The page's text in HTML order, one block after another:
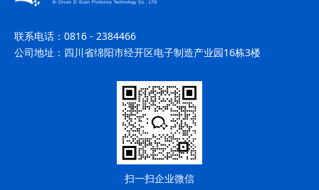
联系电话： 0816 - 2384466
公司地址： 四川省绵阳市经开区电子制造产业园16栋3楼
扫一扫企业微信